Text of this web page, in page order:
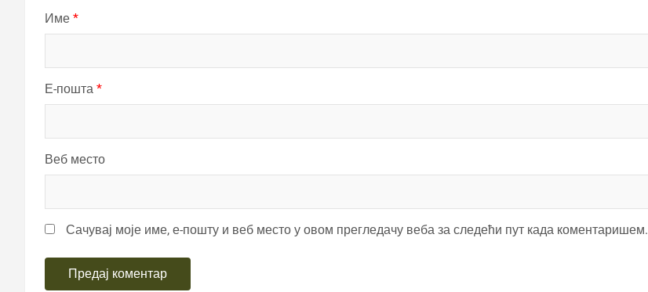
Име *
Е-пошта *
Веб место
Сачувај моје име, е-пошту и веб место у овом прегледачу веба за следећи пут када коментаришем.